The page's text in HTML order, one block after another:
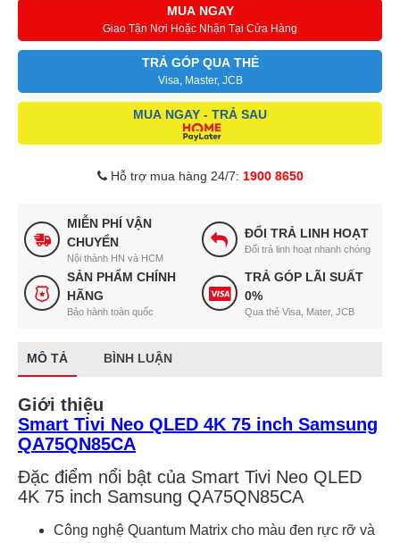
MUA NGAY
Giao Tận Nơi Hoặc Nhận Tại Cửa Hàng
TRẢ GÓP QUA THẺ
Visa, Master, JCB
MUA NGAY - TRẢ SAU
Hỗ trợ mua hàng 24/7: 1900 8650
MIỄN PHÍ VẬN
CHUYỂN
Nội thành HN và HCM
ĐỔI TRẢ LINH HOẠT
Đổi trả linh hoạt nhanh chóng
SẢN PHẨM CHÍNH
HÃNG
Bảo hành toàn quốc
TRẢ GÓP LÃI SUẤT
0%
Qua thẻ Visa, Mater, JCB
MÔ TẢ BÌNH LUẬN
Giới thiệu
Smart Tivi Neo QLED 4K 75 inch Samsung
QA75QN85CA
Đặc điểm nổi bật của Smart Tivi Neo QLED
4K 75 inch Samsung QA75QN85CA
Công nghệ Quantum Matrix cho màu đen rực rỡ và